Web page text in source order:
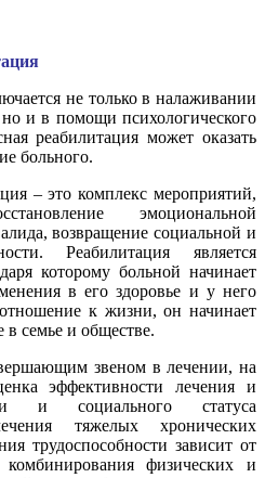
не только в налаживании
но и в помощи психологического
реабилитация может оказать
больного.
– это комплекс мероприятий,
эмоциональной
возвращение социальной и
Реабилитация является
которому больной начинает
в его здоровье и у него
к жизни, он начинает
в семье и обществе.
звеном в лечении, на
эффективности лечения и
и социального статуса
тяжелых хронических
трудоспособности зависит от
физических и